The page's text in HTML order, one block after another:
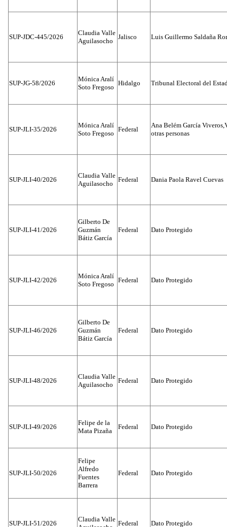
SUP-JDC-445/2026
Claudia Valle
Aguilasocho
Jalisco Luis Guillermo Saldaña
SUP-JG-58/2026
Mónica Aralí
Soto Fregoso
Hidalgo Tribunal Electoral del
SUP-JLI-35/2026
Mónica Aralí
Soto Fregoso
Federal
Ana Belém García
otras personas
SUP-JLI-40/2026
Claudia Valle
Aguilasocho
Federal Dania Paola Ravel Cuevas
SUP-JLI-41/2026
Gilberto De
Guzmán
Bátiz García
Federal Dato Protegido
SUP-JLI-42/2026
Mónica Aralí
Soto Fregoso
Federal Dato Protegido
SUP-JLI-46/2026
Gilberto De
Guzmán
Bátiz García
Federal Dato Protegido
SUP-JLI-48/2026
Claudia Valle
Aguilasocho
Federal Dato Protegido
SUP-JLI-49/2026
Felipe de la
Mata Pizaña
Federal Dato Protegido
SUP-JLI-50/2026
Felipe
Alfredo
Fuentes
Barrera
Federal Dato Protegido
SUP-JLI-51/2026
Claudia Valle
Federal Dato Protegido